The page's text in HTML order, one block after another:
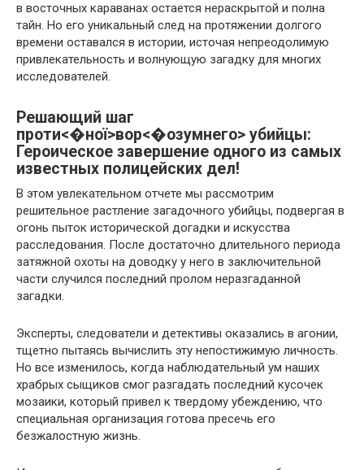
в восточных караванах остается нераскрытой и полна
тайн. Но его уникальный след на протяжении долгого
времени оставался в истории, источая непреодолимую
привлекательность и волнующую загадку для многих
исследователей.
Решающий шаг
проти<�ної>вор<�озумнего> убийцы:
Героическое завершение одного из самых
известных полицейских дел!
В этом увлекательном отчете мы рассмотрим
решительное растление загадочного убийцы, подвергая в
огонь пыток исторической догадки и искусства
расследования. После достаточно длительного периода
затяжной охоты на доводку у него в заключительной
части случился последний пролом неразгаданной
загадки.
Эксперты, следователи и детективы оказались в агонии,
тщетно пытаясь вычислить эту непостижимую личность.
Но все изменилось, когда наблюдательный ум наших
храбрых сыщиков смог разгадать последний кусочек
мозаики, который привел к твердому убеждению, что
специальная организация готова пресечь его
безжалостную жизнь.